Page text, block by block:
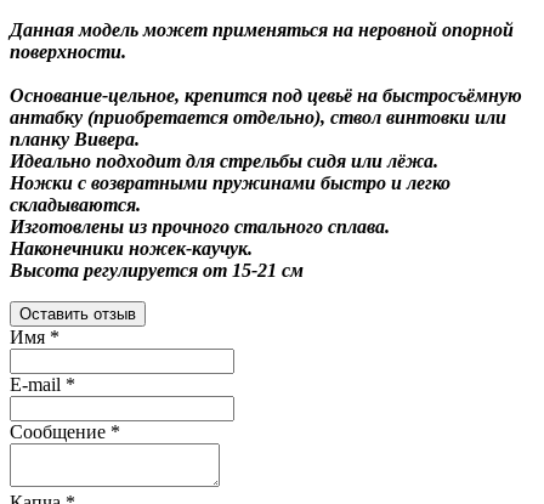
Данная модель может применяться на неровной опорной
поверхности.
Основание-цельное, крепится под цевьё на быстросъёмную
антабку (приобретается отдельно), ствол винтовки или
планку Вивера.
Идеально подходит для стрельбы сидя или лёжа.
Ножки с возвратными пружинами быстро и легко
складываются.
Изготовлены из прочного стального сплава.
Наконечники ножек-каучук.
Высота регулируется от 15-21 см
Оставить отзыв
Имя *
E-mail *
Сообщение *